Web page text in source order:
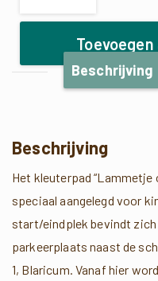
Beschrijving
Beschrijving
Het kleuterpad “Lammetje
speciaal aangelegd voor
start/eindplek bevindt
parkeerplaats naast de
1, Blaricum. Vanaf hier